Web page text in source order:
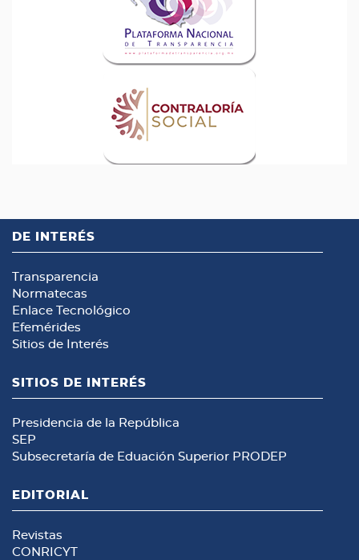
DE INTERÉS
Transparencia
Normatecas
Enlace Tecnológico
Efemérides
Sitios de Interés
SITIOS DE INTERÉS
Presidencia de la República
SEP
Subsecretaría de Eduación Superior PRODEP
EDITORIAL
Revistas
CONRICYT